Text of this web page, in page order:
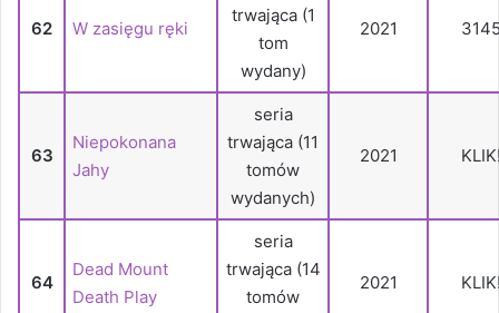
62 W zasięgu ręki
trwająca (1
tom
wydany)
2021
63
Niepokonana
Jahy
seria
trwająca (11
tomów
wydanych)
2021
64
Dead Mount
Death Play
seria
trwająca (14
tomów
2021